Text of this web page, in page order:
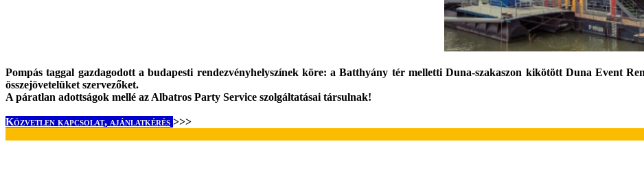
Pompás taggal gazdagodott a budapesti rendezvényhelyszínek köre: a Batthyány tér melletti Duna-szakaszon kikötött Duna Event
összejövetelüket szervezőket.
A páratlan adottságok mellé az Albatros Party Service szolgáltatásai társulnak!
Közvetlen kapcsolat, ajánlatkérés >>>